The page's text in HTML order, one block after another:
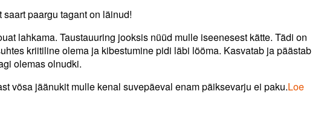
paargu tagant on läinud!
lahkama. Taustauuring jooksis nüüd mulle iseenesest kätte. Tädi on
kriitiline olema ja kibestumine pidi läbi lööma. Kasvatab ja päästab
olemas olnudki.
võsa jäänukit mulle kenal suvepäeval enam päiksevarju ei paku.Loe